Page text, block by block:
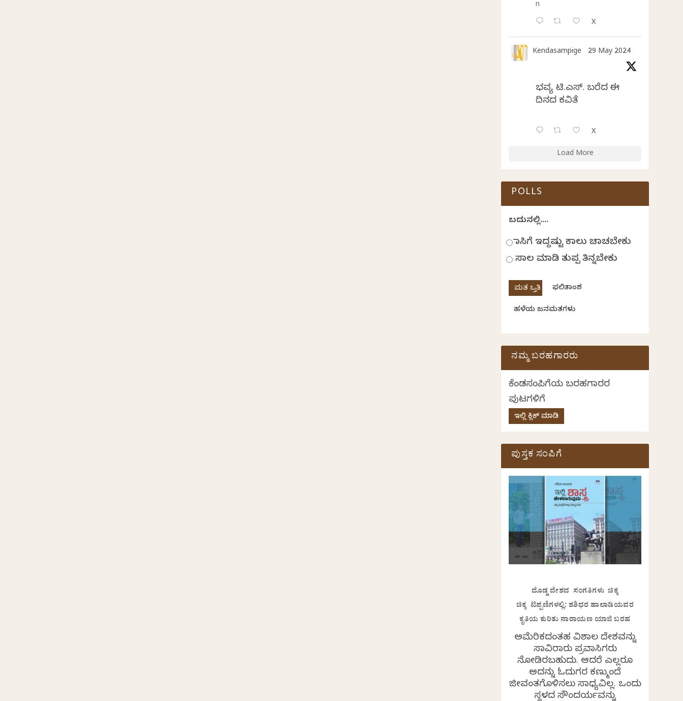
n
X
Kendasampige 29 May 2024
ಭವ್ಯ ಟಿ.ಎಸ್. ಬರೆದ ಈ
ದಿನದ ಕವಿತೆ
X
Load More
POLLS
ಬದುಕಿನಲ್ಲಿ....
ಹಾಸಿಗೆ ಇದ್ದಷ್ಟು ಕಾಲು ಚಾಚಬೇಕು
ಸಾಲ ಮಾಡಿ ತುಪ್ಪ ತಿನ್ನಬೇಕು
ಫಲಿತಾಂಶ
ಹಳೆಯ ಜನಮತಗಳು
ನಮ್ಮ ಬರಹಗಾರರು
ಕೆಂಡಸಂಪಿಗೆಯ ಬರಹಗಾರರ
ಪುಟಗಳಿಗೆ
ಇಲ್ಲಿ ಕ್ಲಿಕ್ ಮಾಡಿ
ಪುಸ್ತಕ ಸಂಪಿಗೆ
ದೊಡ್ಡ ದೇಶದ ಸಂಗತಿಗಳು ಚಿಕ್ಕ
ಚಿಕ್ಕ ಟಿಪ್ಪಣಿಗಳಲ್ಲಿ: ಶಶಿಧರ ಹಾಲಾಡಿಯವರ
ಕೃತಿಯ ಕುರಿತು ನಾರಾಯಣ ಯಾಜಿ ಬರಹ
ಅಮೆರಿಕದಂತಹ ವಿಶಾಲ ದೇಶವನ್ನು
ಸಾವಿರಾರು ಪ್ರವಾಸಿಗರು
ನೋಡಿರಬಹುದು. ಆದರೆ ಎಲ್ಲರೂ
ಅದನ್ನು ಓದುಗರ ಕಣ್ಮುಂದೆ
ಜೀವಂತಗೊಳಿಸಲು ಸಾಧ್ಯವಿಲ್ಲ. ಒಂದು
ಸ್ಥಳದ ಸೌಂದರ್ಯವನ್ನು